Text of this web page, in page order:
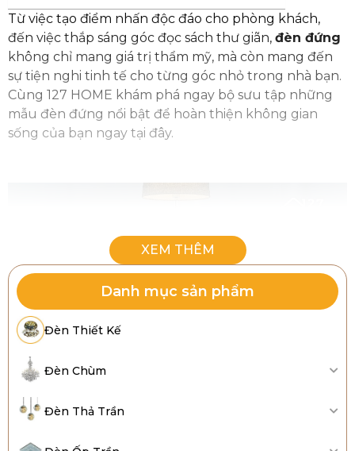
Danh mục sản phẩm
Đèn Thiết Kế
Đèn Chùm
Đèn Thả Trần
Từ việc tạo điểm nhấn độc đáo cho phòng khách,
đến việc thắp sáng góc đọc sách thư giãn, đèn đứng
không chỉ mang giá trị thẩm mỹ, mà còn mang đến
sự tiện nghi tinh tế cho từng góc nhỏ trong nhà bạn.
Cùng 127 HOME khám phá ngay bộ sưu tập những
mẫu đèn đứng nổi bật để hoàn thiện không gian
sống của bạn ngay tại đây.
Khám phá những mẫu đèn đứng đẹp mắt cho